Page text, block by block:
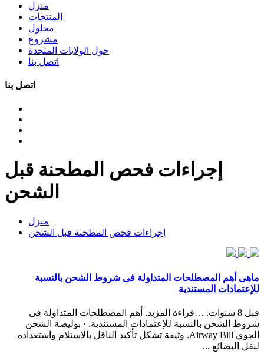
منزل
المنتجات
محلول
مشروع
حول الولايات المتحدة
اتصل بنا
اتصل بنا
إجراءات فحص المطحنة قبل
الشحن
منزل
إجراءات فحص المطحنة قبل الشحن
ماهى أهم المصطلحات المتداولة فى شروط الشحن بالنسبة
للإعتمادات المستندية
قبل 8 سنوات. …قراءة المزيد. أهم المصطلحات المتداولة فى
شروط الشحن بالنسبة للإعتمادات المستندية. · بوليصة الشحن
الجوي Airway Bill. وثيقة تشكل تأكيد الناقل بالاستلام واستعداده
لنقل البضائع ...